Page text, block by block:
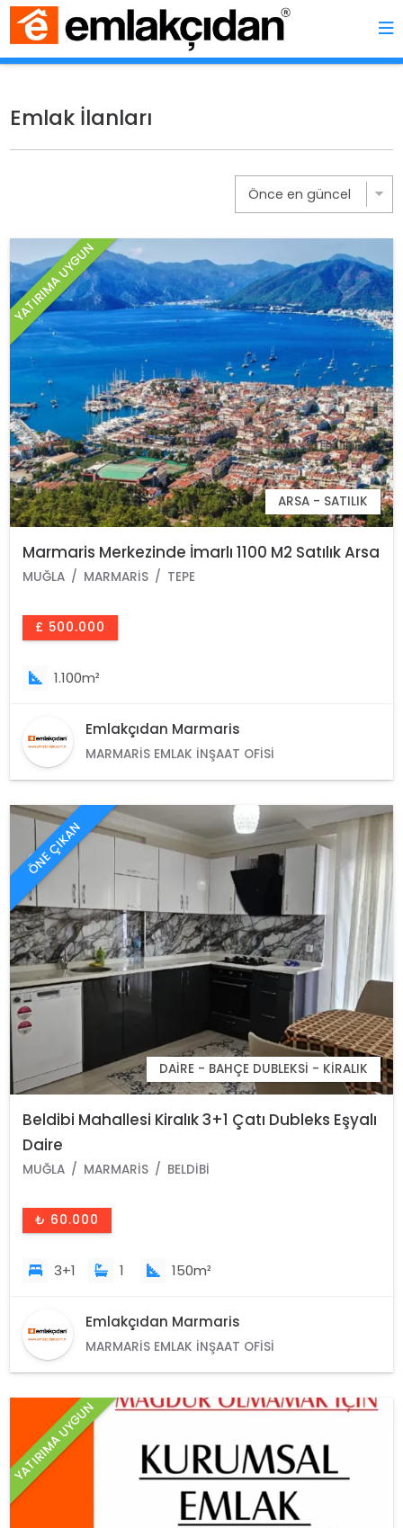
Emlak İlanları
YATIRIMA UYGUN
ARSA - SATILIK
Marmaris Merkezinde İmarlı 1100 M2 Satılık Arsa
MUĞLA MARMARIS TEPE
£ 500.000
1.100m²
Emlakçıdan Marmaris
MARMARIS EMLAK İNŞAAT OFISI
ÖNE ÇIKAN
DAIRE - BAHÇE DUBLEKSI - KIRALIK
Beldibi Mahallesi Kiralık 3+1 Çatı Dubleks Eşyalı
Daire
MUĞLA MARMARIS BELDIBI
₺ 60.000
3+1 1 150m²
Emlakçıdan Marmaris
MARMARIS EMLAK İNŞAAT OFISI
YATIRIMA UYGUN